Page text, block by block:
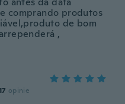
comprando produtos
de bom
,
opinie